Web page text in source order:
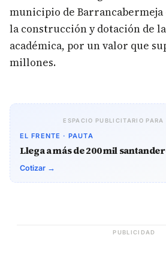
municipio de Barrancabermeja
la construcción y dotación de
académica, por un valor que
millones.
ESPACIO PUBLICITARIO PARA
EL FRENTE · PAUTA
Llega a más de 200 mil
Cotizar →
PUBLICIDAD